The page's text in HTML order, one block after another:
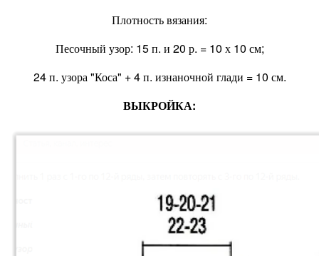
Плотность вязания:
Песочный узор: 15 п. и 20 р. = 10 х 10 см;
24 п. узора "Коса" + 4 п. изнаночной глади = 10 см.
ВЫКРОЙКА: